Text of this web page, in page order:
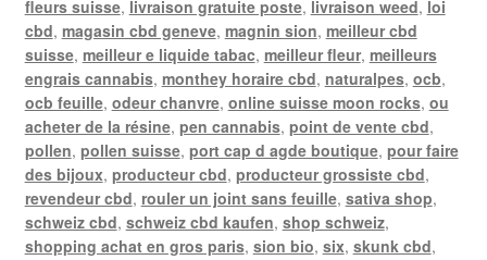
fleurs suisse, livraison gratuite poste, livraison weed, loi
cbd, magasin cbd geneve, magnin sion, meilleur cbd
suisse, meilleur e liquide tabac, meilleur fleur, meilleurs
engrais cannabis, monthey horaire cbd, naturalpes, ocb,
ocb feuille, odeur chanvre, online suisse moon rocks, ou
acheter de la résine, pen cannabis, point de vente cbd,
pollen, pollen suisse, port cap d agde boutique, pour faire
des bijoux, producteur cbd, producteur grossiste cbd,
revendeur cbd, rouler un joint sans feuille, sativa shop,
schweiz cbd, schweiz cbd kaufen, shop schweiz,
shopping achat en gros paris, sion bio, six, skunk cbd,